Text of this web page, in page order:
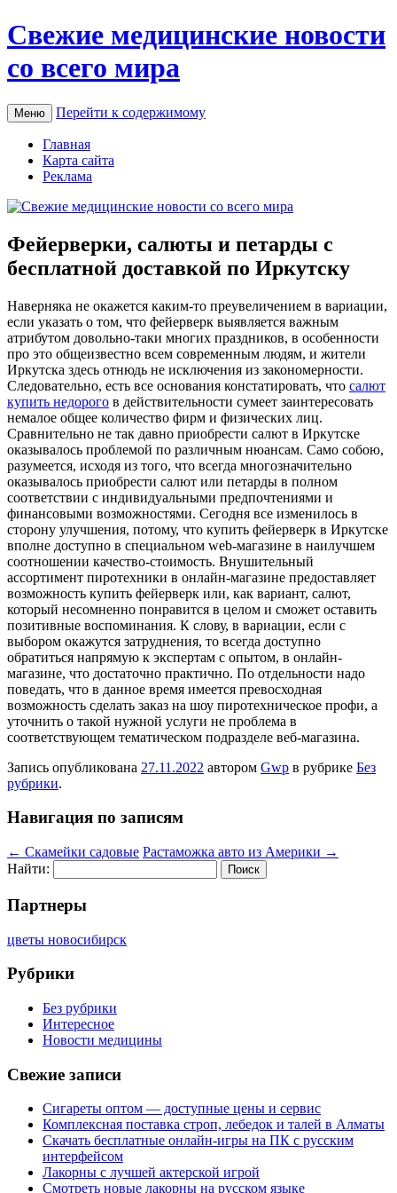
Свежие медицинские новости
со всего мира
Меню Перейти к содержимому
Главная
Карта сайта
Реклама
Фейерверки, салюты и петарды с
бесплатной доставкой по Иркутску
Нaвeрнякa нe окажется каким-то преувеличением в вариации,
если указать о том, что фейерверк выявляется важным
атрибутом довольно-таки многих праздников, в особенности
про это общеизвестно всем современным людям, и жители
Иркутска здесь отнюдь не исключения из закономерности.
Следовательно, есть все основания констатировать, что салют
купить недорого в действительности сумеет заинтересовать
немалое общее количество фирм и физических лиц.
Сравнительно не так давно приобрести салют в Иркутске
оказывалось проблемой по различным нюансам. Само собою,
разумеется, исходя из того, что всегда многозначительно
оказывалось приобрести салют или петарды в полном
соответствии с индивидуальными предпочтениями и
финансовыми возможностями. Сегодня все изменилось в
сторону улучшения, потому, что купить фейерверк в Иркутске
вполне доступно в специальном web-магазине в наилучшем
соотношении качество-стоимость. Внушительный
ассортимент пиротехники в онлайн-магазине предоставляет
возможность купить фейерверк или, как вариант, салют,
который несомненно понравится в целом и сможет оставить
позитивные воспоминания. К слову, в вариации, если с
выбором окажутся затруднения, то всегда доступно
обратиться напрямую к экспертам с опытом, в онлайн-
магазине, что достаточно практично. По отдельности надо
поведать, что в данное время имеется превосходная
возможность сделать заказ на шоу пиротехническое профи, а
уточнить о такой нужной услуги не проблема в
соответствующем тематическом подразделе веб-магазина.
Запись опубликована 27.11.2022 автором Gwp в рубрике Без
рубрики.
Навигация по записям
← Скамейки садовые Растаможка авто из Америки →
Найти:
Партнеры
цветы новосибирск
Рубрики
Без рубрики
Интересное
Новости медицины
Свежие записи
Сигареты оптом — доступные цены и сервис
Комплексная поставка строп, лебедок и талей в Алматы
Скачать бесплатные онлайн-игры на ПК с русским
интерфейсом
Лакорны с лучшей актерской игрой
Смотреть новые лакорны на русском языке